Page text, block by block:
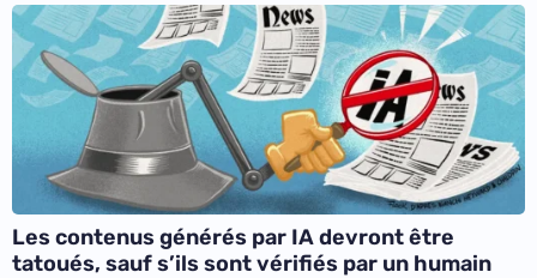
Les contenus générés par IA devront être
tatoués, sauf s’ils sont vérifiés par un humain